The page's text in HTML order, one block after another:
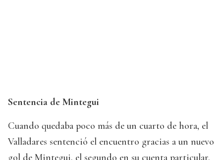
Sentencia de Mintegui
Cuando quedaba poco más de un cuarto de hora, el
Valladares sentenció el encuentro gracias a un nuevo
gol de Mintegui, el segundo en su cuenta particular.